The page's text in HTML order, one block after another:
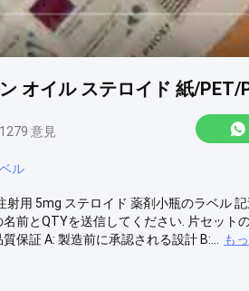
オイル ステロイド 紙/PET/
1279 意見
ル
用 5mg ステロイド 薬剤小瓶のラベル
前とQTYを送信してください. 片セット
保証 A: 製造前に承認される設計 B:...
も